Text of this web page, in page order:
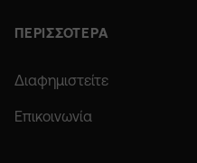
ΠΕΡΙΣΣΟΤΕΡΑ
Διαφημιστείτε
Επικοινωνία